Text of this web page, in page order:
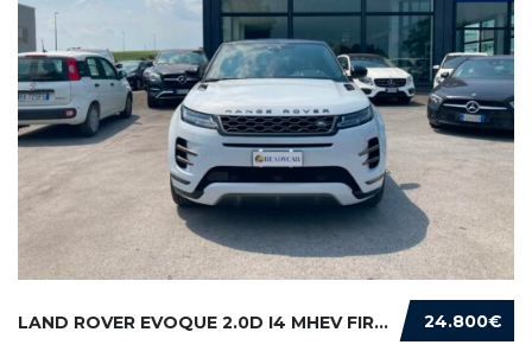
24.800€
LAND ROVER EVOQUE 2.0D I4 MHEV FIRST EDITION...